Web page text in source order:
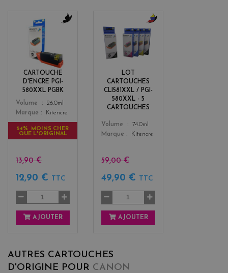
CARTOUCHE
D'ENCRE PGI-
580XXL PGBK
Color
c
k
Volume
26.0ml
Marque
Kitencre
54% MOINS CHER
QUE L'ORIGINAL
13,90 €
12,90 € TTC
AJOUTER
LOT
CARTOUCHES
CLI581XXL / PGI-
580XXL - 5
CARTOUCHES
Color
b
l
a
+
3
Volume
74.0ml
Marque
Kitencre
59,00 €
49,90 € TTC
AJOUTER
AUTRES CARTOUCHES
D'ORIGINE POUR CANON